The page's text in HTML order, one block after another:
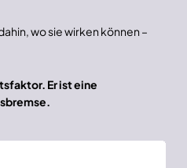
wo sie wirken können –
Er ist eine